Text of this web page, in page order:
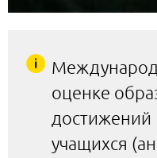
оценке
достижений
учащихся